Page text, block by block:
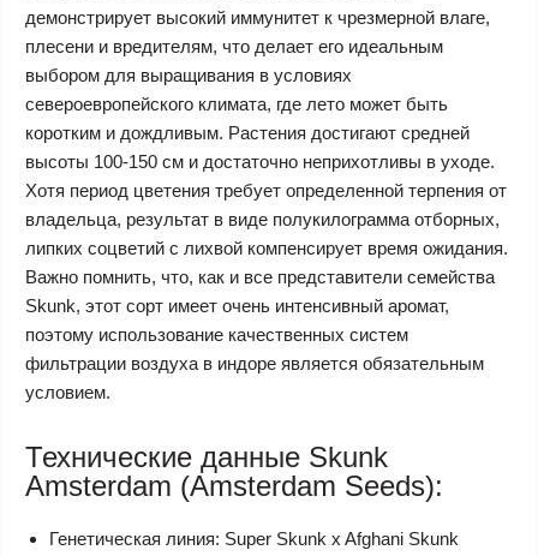
демонстрирует высокий иммунитет к чрезмерной влаге,
плесени и вредителям, что делает его идеальным
выбором для выращивания в условиях
североевропейского климата, где лето может быть
коротким и дождливым. Растения достигают средней
высоты 100-150 см и достаточно неприхотливы в уходе.
Хотя период цветения требует определенной терпения от
владельца, результат в виде полукилограмма отборных,
липких соцветий с лихвой компенсирует время ожидания.
Важно помнить, что, как и все представители семейства
Skunk, этот сорт имеет очень интенсивный аромат,
поэтому использование качественных систем
фильтрации воздуха в индоре является обязательным
условием.
Технические данные Skunk
Amsterdam (Amsterdam Seeds):
Генетическая линия: Super Skunk x Afghani Skunk